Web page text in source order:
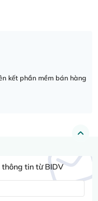
kết phần mềm bán hàng
tin từ BIDV